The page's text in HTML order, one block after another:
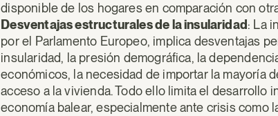
disponible de los hogares en comparación con
Desventajas estructurales de la insularidad : La
por el Parlamento Europeo, implica desventajas
insularidad, la presión demográfica, la
económicos, la necesidad de importar la mayoría
acceso a la vivienda. Todo ello limita el desarrollo
economía balear, especialmente ante crisis como